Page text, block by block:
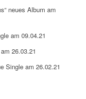
neues Album am
am 09.04.21
26.03.21
Single am 26.02.21